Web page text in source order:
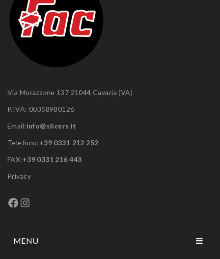
Via Morazzone 137 21044 Cavaria (VA)
P.IVA: 00358980126
Email:info@slicers.it
Telefono:+39 0331 212 252
FAX:+39 0331 216 443
Privacy
Facebook
Instagram
MENU